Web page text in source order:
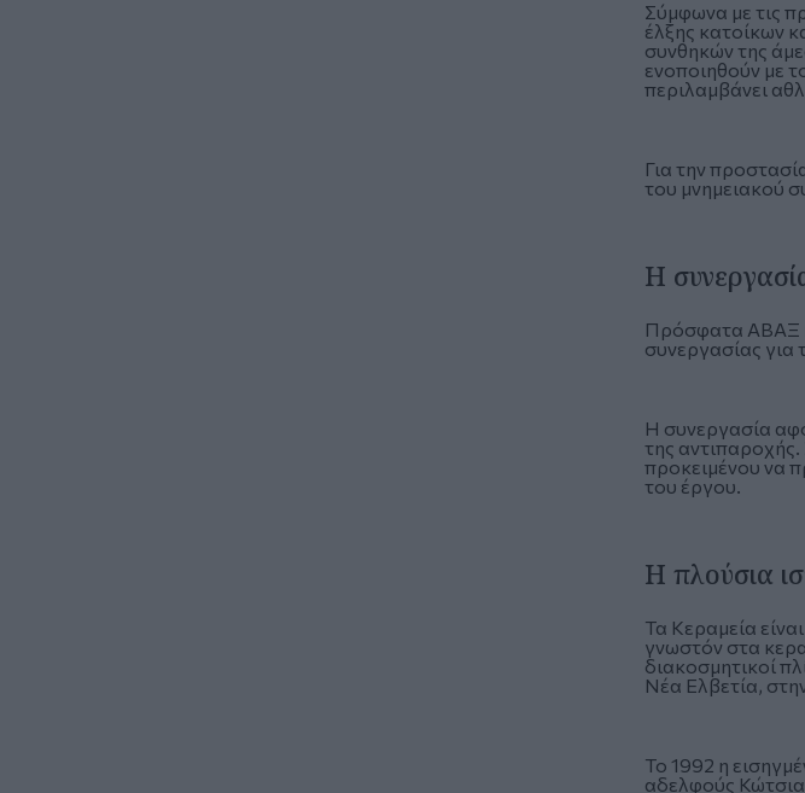
Σύμφωνα με τις
έλξης κατοίκων
συνθηκών της
ενοποιηθούν με
περιλαμβάνει
Για την
του μνημειακού
Η
Πρόσφατα ΑΒΑΞ
συνεργασίας για
Η συνεργασία
της
προκειμένου να
του έργου.
Η πλούσια
Τα Κεραμεία
γνωστόν στα
διακοσμητικοί
Νέα Ελβετία,
Το 1992 η
αδελφούς